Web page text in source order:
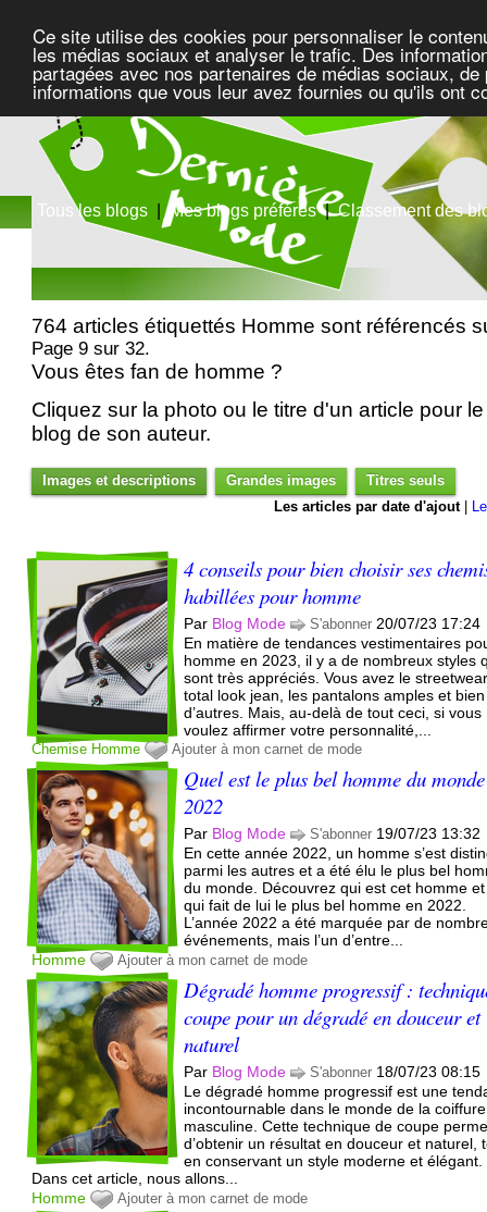
Ce site utilise des cookies pour personnaliser le
les médias sociaux et analyser le trafic. Des
partagées avec nos partenaires de médias sociaux,
informations que vous leur avez fournies ou qu'ils ont
Tous les blogs | Mes blogs préférés|Classement des
764 articles étiquettés Homme sont référencés
Page 9 sur 32.
Vous êtes fan de homme ?
Cliquez sur la photo ou le titre d'un article pour
blog de son auteur.
Images et descriptions Grandes images
Titres seuls
Les articles par date d'ajout|
4 conseils pour bien choisir ses
habillées pour homme
Par Blog Mode S'abonner 20/07/23 17:24
En matière de tendances vestimentaires
homme en 2023, il y a de nombreux styles
sont très appréciés. Vous avez le
total look jean, les pantalons amples et bien
d’autres. Mais, au-delà de tout ceci, si vous
voulez affirmer votre personnalité,...
Chemise Homme Ajouter à mon carnet de mode
Quel est le plus bel homme du
2022
Par Blog Mode S'abonner 19/07/23 13:32
En cette année 2022, un homme s’est
parmi les autres et a été élu le plus bel
du monde. Découvrez qui est cet homme
qui fait de lui le plus bel homme en 2022.
L’année 2022 a été marquée par de
événements, mais l’un d’entre...
Homme
Ajouter à mon carnet de mode
Dégradé homme progressif :
coupe pour un dégradé en douceur et
naturel
Par Blog Mode S'abonner 18/07/23 08:15
Le dégradé homme progressif est une
incontournable dans le monde de la coiffure
masculine. Cette technique de coupe
d’obtenir un résultat en douceur et naturel,
en conservant un style moderne et élégant.
Dans cet article, nous allons...
Homme
Ajouter à mon carnet de mode